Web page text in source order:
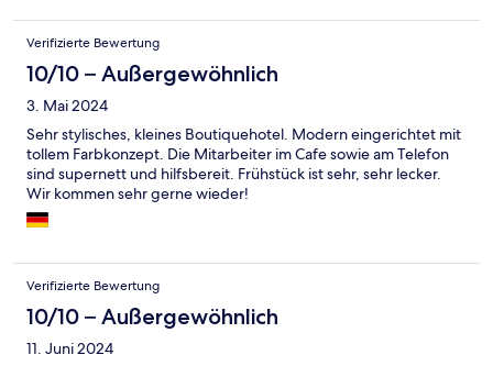
(wahrscheinlich aufgrund der Osterferien).
Verifizierte Bewertung
10/10 – Außergewöhnlich
3. Mai 2024
Sehr stylisches, kleines Boutiquehotel. Modern eingerichtet mit
tollem Farbkonzept. Die Mitarbeiter im Cafe sowie am Telefon
sind supernett und hilfsbereit. Frühstück ist sehr, sehr lecker.
Wir kommen sehr gerne wieder!
Verifizierte Bewertung
10/10 – Außergewöhnlich
11. Juni 2024